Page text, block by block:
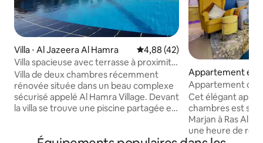
Villa ⋅ Al Jazeera Al Hamra Évaluation moyenne sur la
4,88 (42)
Villa spacieuse avec terrasse à proximité
de la mer
Villa de deux chambres récemment
rénovée située dans un beau complexe
sécurisé appelé Al Hamra Village. Devant
la villa se trouve une piscine partagée et
Appartement en
Ras al Khaimah
Appartement de
sur l'océan
Cet élégant
chambres est
Marjan à Ras Al
une heure de